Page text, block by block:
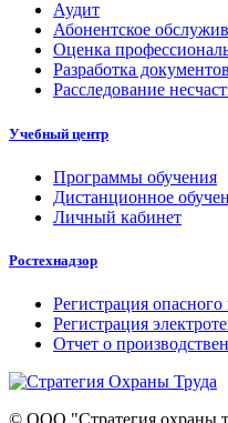
Аудит
Абонентское
Оценка
Разработка документов
Расследование
Учебный центр
Программы обучения
Дистанционное
Личный кабинет
Ростехнадзор
Регистрация
Регистрация
Отчет о